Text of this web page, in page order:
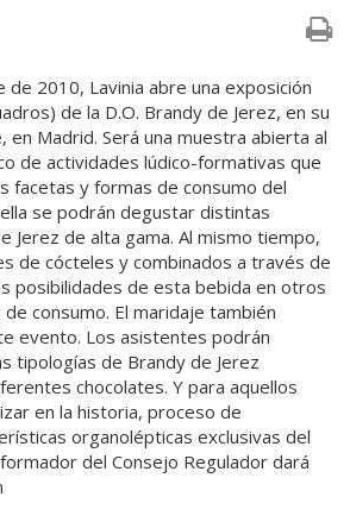
de 2010, Lavinia abre una exposición
de la D.O. Brandy de Jerez, en su
Madrid. Será una muestra abierta al
de actividades lúdico-formativas que
facetas y formas de consumo del
se podrán degustar distintas
Jerez de alta gama. Al mismo tiempo,
de cócteles y combinados a través de
posibilidades de esta bebida en otros
consumo. El maridaje también
evento. Los asistentes podrán
tipologías de Brandy de Jerez
chocolates. Y para aquellos
en la historia, proceso de
organolépticas exclusivas del
del Consejo Regulador dará